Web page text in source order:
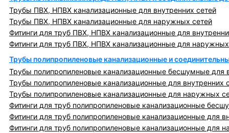
Трубы ПВХ, НПВХ канализационные для внутренних сетей
Трубы ПВХ, НПВХ канализационные для наружных сетей
Фитинги для труб ПВХ, НПВХ канализационные для
Фитинги для труб ПВХ, НПВХ канализационные для
Трубы полипропиленовые канализационные и
Трубы полипропиленовые канализационные бесшумные для
Трубы полипропиленовые канализационные для внутренних
Трубы полипропиленовые канализационные для наружных
Фитинги для труб полипропиленовые канализационные
Фитинги для труб полипропиленовые канализационные для
Фитинги для труб полипропиленовые канализационные для